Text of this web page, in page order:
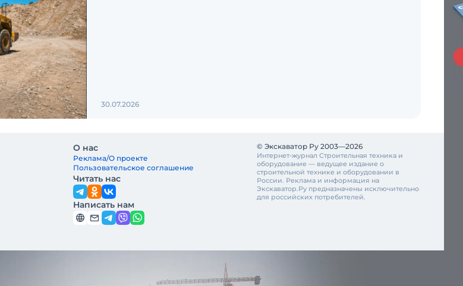
30.07.2026
О нас
Реклама/О проекте
Пользовательское соглашение
Читать нас
Написать нам
© Экскаватор Ру 2003—2026
Интернет-журнал Строительная техника и
оборудование — ведущее издание о
строительной технике и оборудовании в
России. Реклама и информация на
Экскаватор.Ру предназначены исключительно
для российских потребителей.